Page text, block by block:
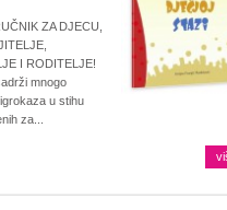
ZA DJECU,
I RODITELJE!
mnogo
u stihu
za...